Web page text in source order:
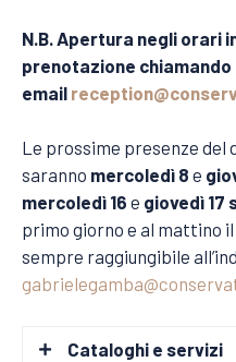
N.B. Apertura negli orari
prenotazione chiamando
email
Le prossime presenze del
saranno mercoledì 8 e
mercoledì 16 e giovedì 17
primo giorno e al mattino
sempre raggiungibile
Cataloghi e servizi